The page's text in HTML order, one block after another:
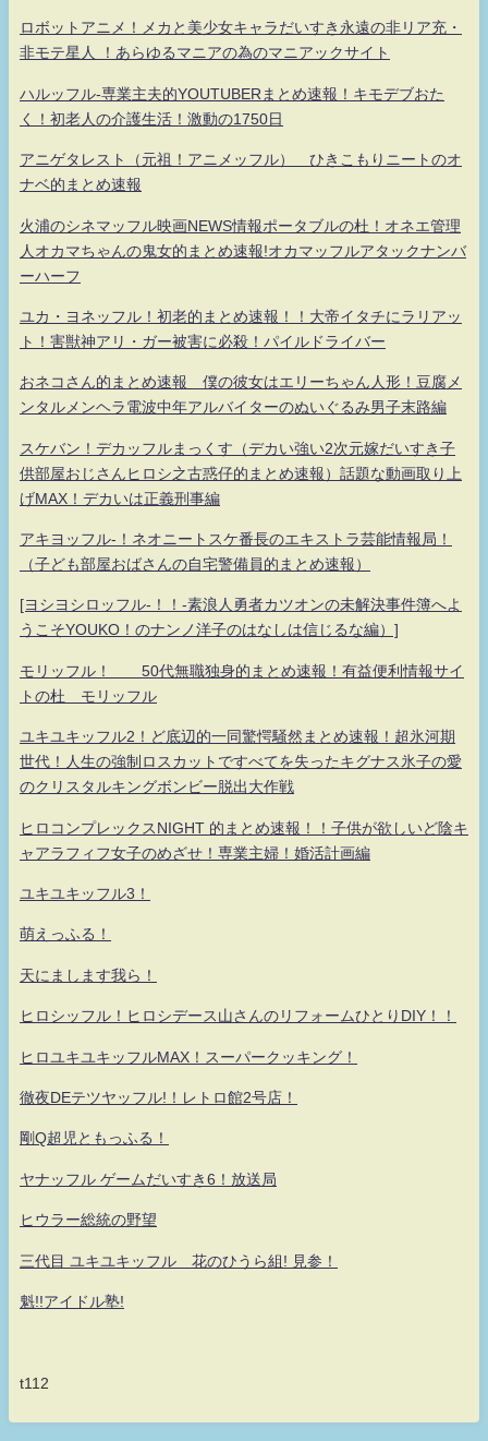
ロボットアニメ！メカと美少女キャラだいすき永遠の非リア充・
非モテ星人 ！あらゆるマニアの為のマニアックサイト
ハルッフル-専業主夫的YOUTUBERまとめ速報！キモデブおた
く！初老人の介護生活！激動の1750日
アニゲタレスト（元祖！アニメッフル） ひきこもりニートのオ
ナベ的まとめ速報
火浦のシネマッフル映画NEWS情報ポータブルの杜！オネエ管理
人オカマちゃんの鬼女的まとめ速報!オカマッフルアタックナンバ
ーハーフ
ユカ・ヨネッフル！初老的まとめ速報！！大帝イタチにラリアッ
ト！害獣神アリ・ガー被害に必殺！パイルドライバー
おネコさん的まとめ速報 僕の彼女はエリーちゃん人形！豆腐メ
ンタルメンヘラ電波中年アルバイターのぬいぐるみ男子末路編
スケバン！デカッフルまっくす（デカい強い2次元嫁だいすき子
供部屋おじさんヒロシ之古惑仔的まとめ速報）話題な動画取り上
げMAX！デカいは正義刑事編
アキヨッフル-！ネオニートスケ番長のエキストラ芸能情報局！
（子ども部屋おばさんの自宅警備員的まとめ速報）
[ヨシヨシロッフル-！！-素浪人勇者カツオンの未解決事件簿へよ
うこそYOUKO！のナンノ洋子のはなしは信じるな編）]
モリッフル！ 50代無職独身的まとめ速報！有益便利情報サイ
トの杜 モリッフル
ユキユキッフル2！ど底辺的一同驚愕騒然まとめ速報！超氷河期
世代！人生の強制ロスカットですべてを失ったキグナス氷子の愛
のクリスタルキングボンビー脱出大作戦
ヒロコンプレックスNIGHT 的まとめ速報！！子供が欲しいど陰キ
ャアラフィフ女子のめざせ！専業主婦！婚活計画編
ユキユキッフル3！
萌えっふる！
天にまします我ら！
ヒロシッフル！ヒロシデース山さんのリフォームひとりDIY！！
ヒロユキユキッフルMAX！スーパークッキング！
徹夜DEテツヤッフル!！レトロ館2号店！
剛Q超児ともっふる！
ヤナッフル ゲームだいすき6！放送局
ヒウラー総統の野望
三代目 ユキユキッフル 花のひうら組! 見参！
魁!!アイドル塾!
t112